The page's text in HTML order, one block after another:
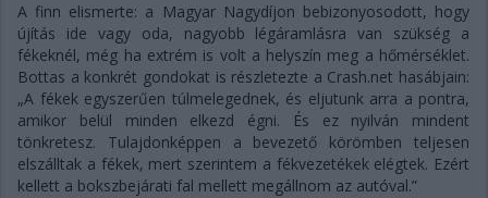
A finn elismerte: a Magyar Nagydíjon bebizonyosodott, hogy
újítás ide vagy oda, nagyobb légáramlásra van szükség a
fékeknél, még ha extrém is volt a helyszín meg a hőmérséklet.
Bottas a konkrét gondokat is részletezte a Crash.net hasábjain:
„A fékek egyszerűen túlmelegednek, és eljutunk arra a pontra,
amikor belül minden elkezd égni. És ez nyilván mindent
tönkretesz. Tulajdonképpen a bevezető körömben teljesen
elszálltak a fékek, mert szerintem a fékvezetékek elégtek. Ezért
kellett a bokszbejárati fal mellett megállnom az autóval.”